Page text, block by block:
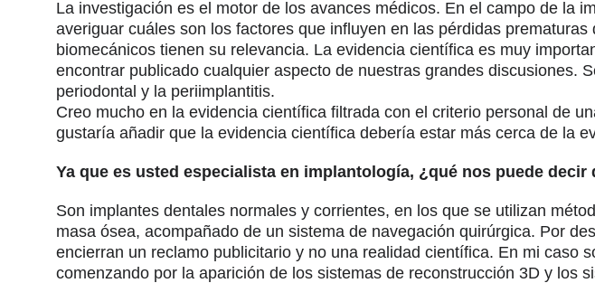
La investigación es el motor de los avances médicos. En el campo de la
averiguar cuáles son los factores que influyen en las pérdidas
biomecánicos tienen su relevancia. La evidencia científica es muy
encontrar publicado cualquier aspecto de nuestras grandes discusiones.
periodontal y la periimplantitis.
Creo mucho en la evidencia científica filtrada con el criterio personal de
gustaría añadir que la evidencia científica debería estar más cerca de la
Ya que es usted especialista en implantología, ¿qué nos puede decir
Son implantes dentales normales y corrientes, en los que se utilizan
masa ósea, acompañado de un sistema de navegación quirúrgica. Por
encierran un reclamo publicitario y no una realidad científica. En mi caso
comenzando por la aparición de los sistemas de reconstrucción 3D y los